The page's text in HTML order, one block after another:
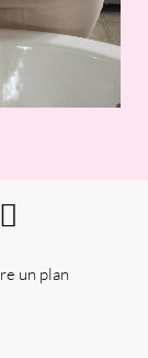
un plan